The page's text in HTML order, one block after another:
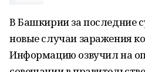
В Башкирии за последние
новые случаи заражения
Информацию озвучил на